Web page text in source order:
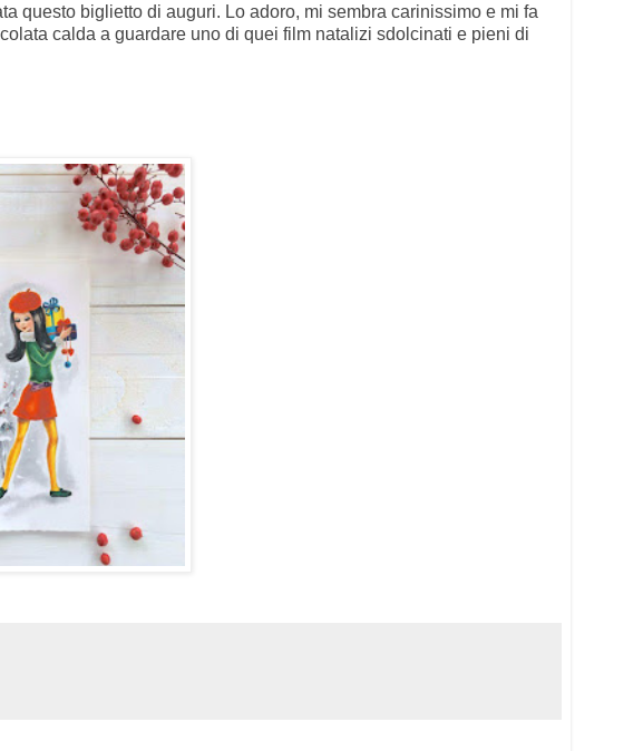
questo biglietto di auguri. Lo adoro, mi sembra carinissimo e mi fa
calda a guardare uno di quei film natalizi sdolcinati e pieni di